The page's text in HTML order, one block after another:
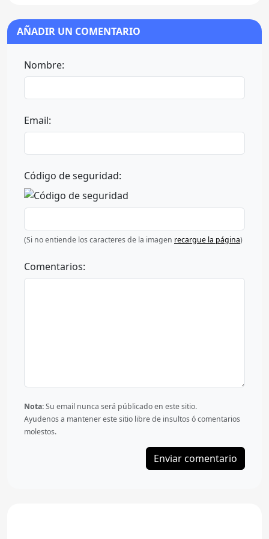
AÑADIR UN COMENTARIO
Nombre:
Email:
Código de seguridad:
(Si no entiende los caracteres de la imagen recargue la página)
Comentarios:
Nota:Su email nunca será públicado en este sitio.
Ayudenos a mantener este sitio libre de insultos ó comentarios
molestos.